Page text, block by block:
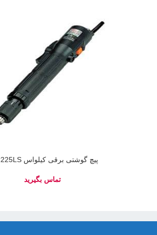
پیچ گوشتی برقی کیلواس SK2225LS